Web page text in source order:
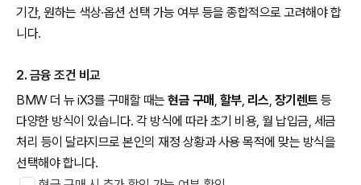
기간, 원하는 색상·옵션 선택 가능 여부 등을 종합적으로 고려해야 합
니다.
2. 금융 조건 비교
BMW 더 뉴 iX3를 구매할 때는 현금 구매 , 할부, 리스, 장기렌트 등
다양한 방식이 있습니다. 각 방식에 따라 초기 비용, 월 납입금, 세금
처리 등이 달라지므로 본인의 재정 상황과 사용 목적에 맞는 방식을
선택해야 합니다.